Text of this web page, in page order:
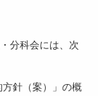
分科会には、次
方針（案）」の概